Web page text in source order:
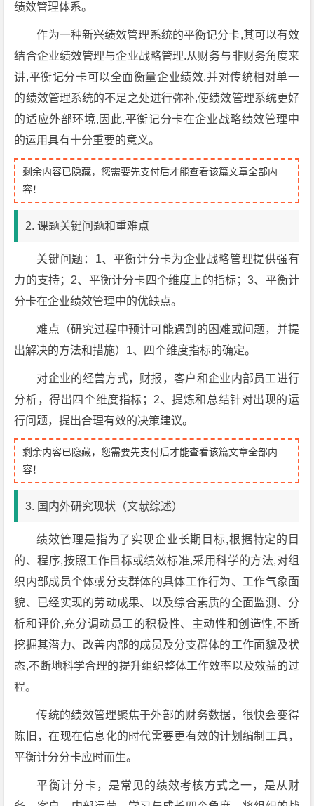
绩效管理体系。
作为一种新兴绩效管理系统的平衡记分卡,其可以有效
结合企业绩效管理与企业战略管理.从财务与非财务角度来
讲,平衡记分卡可以全面衡量企业绩效,并对传统相对单一
的绩效管理系统的不足之处进行弥补,使绩效管理系统更好
的适应外部环境,因此,平衡记分卡在企业战略绩效管理中
的运用具有十分重要的意义。
剩余内容已隐藏，您需要先支付后才能查看该篇文章全部内
容！
2. 课题关键问题和重难点
关键问题：1、平衡计分卡为企业战略管理提供强有
力的支持；2、平衡计分卡四个维度上的指标；3、平衡计
分卡在企业绩效管理中的优缺点。
难点（研究过程中预计可能遇到的困难或问题，并提
出解决的方法和措施）1、四个维度指标的确定。
对企业的经营方式，财报，客户和企业内部员工进行
分析，得出四个维度指标；2、提炼和总结针对出现的运
行问题，提出合理有效的决策建议。
剩余内容已隐藏，您需要先支付后才能查看该篇文章全部内
容！
3. 国内外研究现状（文献综述）
绩效管理是指为了实现企业长期目标,根据特定的目
的、程序,按照工作目标或绩效标准,采用科学的方法,对组
织内部成员个体或分支群体的具体工作行为、工作气象面
貌、已经实现的劳动成果、以及综合素质的全面监测、分
析和评价,充分调动员工的积极性、主动性和创造性,不断
挖掘其潜力、改善内部的成员及分支群体的工作面貌及状
态,不断地科学合理的提升组织整体工作效率以及效益的过
程。
传统的绩效管理聚焦于外部的财务数据，很快会变得
陈旧，在现在信息化的时代需要更有效的计划编制工具，
平衡计分分卡应时而生。
平衡计分卡，是常见的绩效考核方式之一，是从财